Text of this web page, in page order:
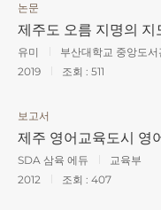
논문
제주도 오름 지명의 지
유미
부산대학교 중앙도서
2019
조회 : 511
보고서
제주 영어교육도시 영
SDA 삼육 에듀
교육부
2012
조회 : 407